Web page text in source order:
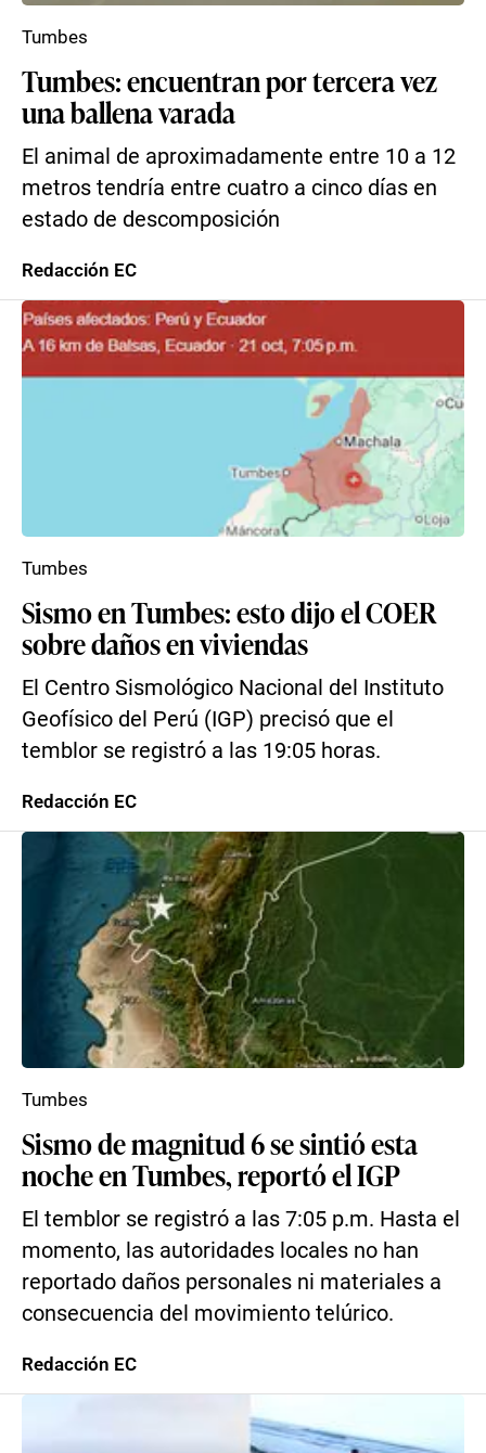
Tumbes: encuentran por tercera vez
una ballena varada
El animal de aproximadamente entre 10 a 12
metros tendría entre cuatro a cinco días en
estado de descomposición
Tumbes
Redacción EC
Sismo en Tumbes: esto dijo el COER
sobre daños en viviendas
El Centro Sismológico Nacional del Instituto
Geofísico del Perú (IGP) precisó que el
temblor se registró a las 19:05 horas.
Tumbes
Redacción EC
Sismo de magnitud 6 se sintió esta
noche en Tumbes, reportó el IGP
El temblor se registró a las 7:05 p.m. Hasta el
momento, las autoridades locales no han
reportado daños personales ni materiales a
consecuencia del movimiento telúrico.
Tumbes
Redacción EC